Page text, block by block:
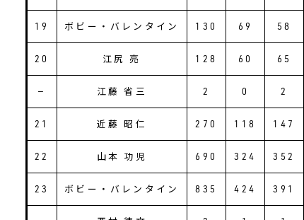
19 ボビー・バレンタイン 130 69 58
20 江尻 亮 128 60 65
― 江藤 省三 2 0 2
21 近藤 昭仁 270 118 147
22 山本 功児 690 324 352
23 ボビー・バレンタイン 835 424 391